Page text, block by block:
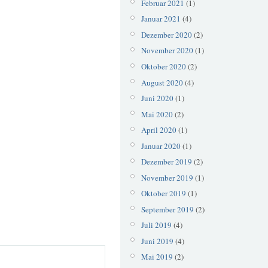
Februar 2021 (1)
Januar 2021 (4)
Dezember 2020(2)
November 2020(1)
Oktober 2020(2)
August 2020(4)
Juni 2020(1)
Mai 2020(2)
April 2020(1)
Januar 2020(1)
Dezember 2019 (2)
November 2019 (1)
Oktober 2019 (1)
September 2019 (2)
Juli 2019 (4)
Juni 2019 (4)
Mai 2019 (2)